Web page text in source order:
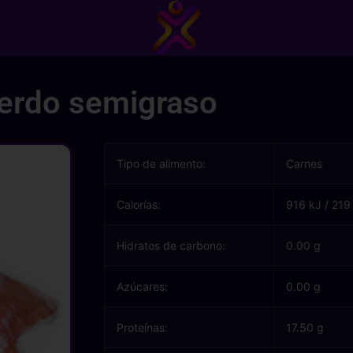
semigraso
Tipo de alimento: Carnes
Calorías: 916 kJ /
Hidratos de carbono: 0.00 g
Azúcares: 0.00 g
Proteínas: 17.50 g